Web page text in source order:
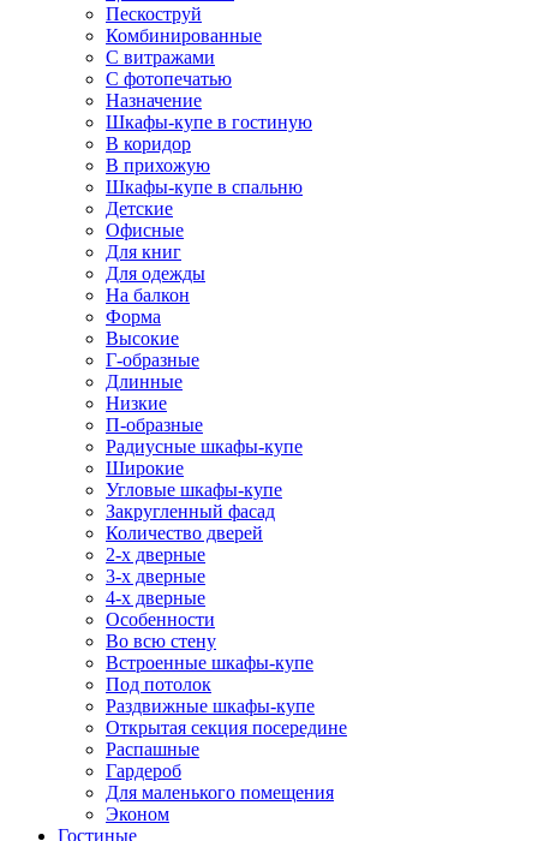
Пескоструй
Комбинированные
С витражами
С фотопечатью
Назначение
Шкафы-купе в гостиную
В коридор
В прихожую
Шкафы-купе в спальню
Детские
Офисные
Для книг
Для одежды
На балкон
Форма
Высокие
Г-образные
Длинные
Низкие
П-образные
Радиусные шкафы-купе
Широкие
Угловые шкафы-купе
Закругленный фасад
Количество дверей
2-х дверные
3-х дверные
4-х дверные
Особенности
Во всю стену
Встроенные шкафы-купе
Под потолок
Раздвижные шкафы-купе
Открытая секция посередине
Распашные
Гардероб
Для маленького помещения
Эконом
Гостиные